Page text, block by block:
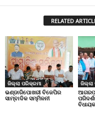
RELATED
ଜିଲ୍ଲା ପରିକ୍ରମା
ଭଣ୍ଡାରିପୋଖରୀ ବିଜେପିର
ସାମ୍ବାଦିକ ସମ୍ମିଳନୀ
ଜିଲ୍ଲା
ବିଧାୟକ